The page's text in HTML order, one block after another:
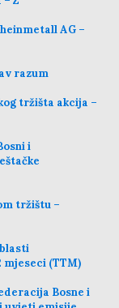
AG –
razum
tržišta akcija –
i
tržištu –
mjeseci (TTM)
Bosne i